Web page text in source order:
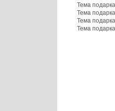
Тема
Тема
Тема
Тема